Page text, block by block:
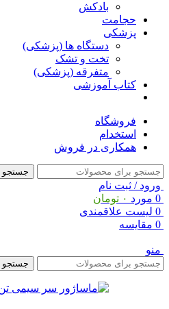
بادکش
حجامت
پزشکی
دستگاه ها (پزشکی)
تخت و تشک
متفرقه (پزشکی)
کتاب آموزشی
فروشگاه
استخدام
همکاری در فروش
جستجو
ورود / ثبت نام
0 مورد ۰ تومان
0 لیست علاقمندی
0 مقایسه
منو
جستجو